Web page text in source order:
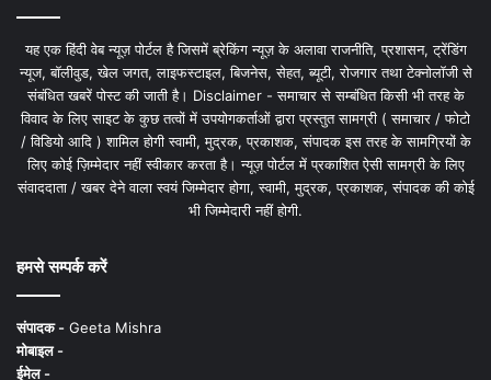
यह एक हिंदी वेब न्यूज़ पोर्टल है जिसमें ब्रेकिंग न्यूज़ के अलावा राजनीति, प्रशासन, ट्रेंडिंग
न्यूज, बॉलीवुड, खेल जगत, लाइफस्टाइल, बिजनेस, सेहत, ब्यूटी, रोजगार तथा टेक्नोलॉजी से
संबंधित खबरें पोस्ट की जाती है। Disclaimer - समाचार से सम्बंधित किसी भी तरह के
विवाद के लिए साइट के कुछ तत्वों में उपयोगकर्ताओं द्वारा प्रस्तुत सामग्री ( समाचार / फोटो
/ विडियो आदि ) शामिल होगी स्वामी, मुद्रक, प्रकाशक, संपादक इस तरह के सामग्रियों के
लिए कोई ज़िम्मेदार नहीं स्वीकार करता है। न्यूज़ पोर्टल में प्रकाशित ऐसी सामग्री के लिए
संवाददाता / खबर देने वाला स्वयं जिम्मेदार होगा, स्वामी, मुद्रक, प्रकाशक, संपादक की कोई
भी जिम्मेदारी नहीं होगी.
हमसे सम्पर्क करें
संपादक - Geeta Mishra
मोबाइल -
ईमेल -